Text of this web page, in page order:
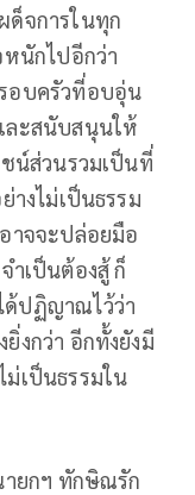
ด็จการในทุก
หนักไปอีกว่า
อบครัวที่อบอุ่น
ละสนับสนุนให้
น์ส่วนรวมเป็นที่
งไม่เป็นธรรม
าจจะปล่อยมือ
ำเป็นต้องสู้ ก็
ปฏิญาณไว้ว่า
งกว่า อีกทั้งยังมี
ม่เป็นธรรมใน
ายกฯ ทักษิณรัก